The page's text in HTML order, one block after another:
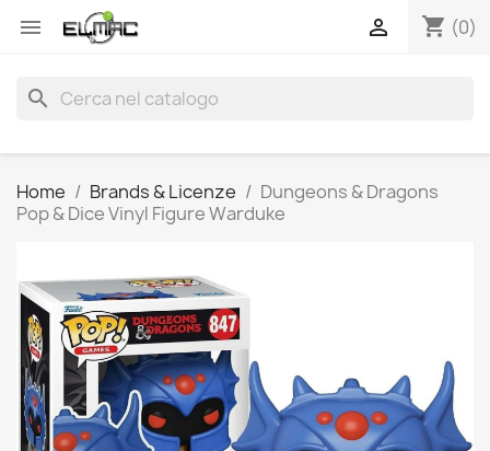
 shopping_cart (0)

search
Home Brands & Licenze
Dungeons & Dragons
Pop & Dice Vinyl Figure Warduke